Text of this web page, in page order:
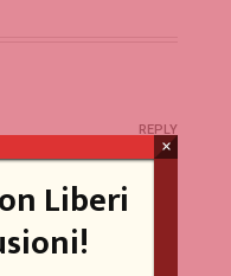
ed in parte no.
indietro, come è
ai
REPLY
Liberi
×